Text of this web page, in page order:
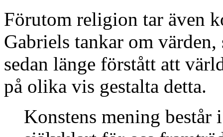
Förutom religion tar även
Gabriels tankar om
sedan länge förstått att
på olika vis gestalta detta.
Konstens mening består